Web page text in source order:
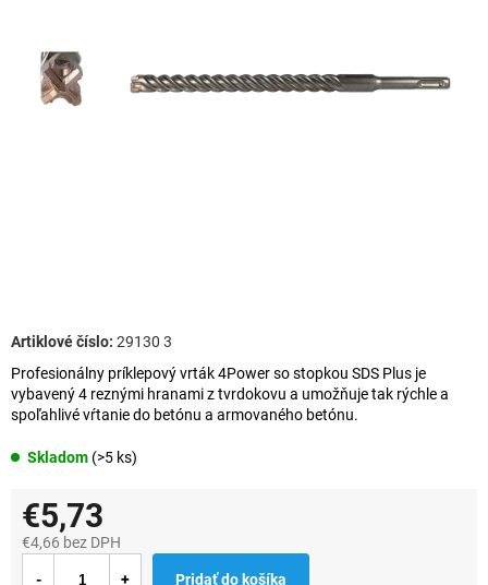
Skladom (>5 ks)
Profesionálny príklepový vrták 4Power so stopkou SDS Plus je
vybavený 4 reznými hranami z tvrdokovu a umožňuje tak rýchle a
spoľahlivé vŕtanie do betónu a armovaného betónu.
29130 3
€5,73
€4,66 bez DPH
Pridať do košíka